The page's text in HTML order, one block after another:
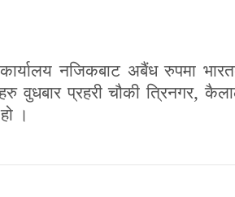
नजिकबाट अबैंध रुपमा
वुधबार प्रहरी चौकी त्रिनगर,
।